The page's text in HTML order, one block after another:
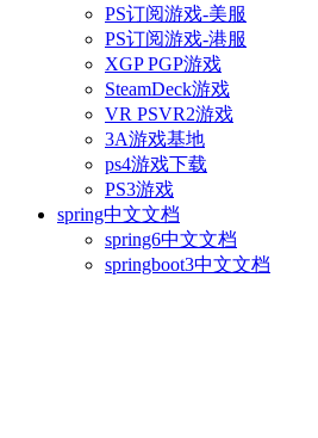
PS订阅游戏-美服
PS订阅游戏-港服
XGP PGP游戏
SteamDeck游戏
VR PSVR2游戏
3A游戏基地
ps4游戏下载
PS3游戏
spring中文文档
spring6中文文档
springboot3中文文档